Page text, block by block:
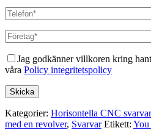
Jag godkänner villkoren kring
våra Policy integritetspolicy
Kategorier: Horisontella CNC svarvar
med en revolver, Svarvar Etikett: You